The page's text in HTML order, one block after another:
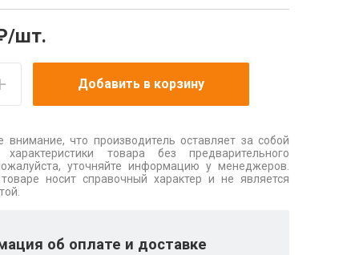
шт.
Добавить в корзину
что производитель оставляет за собой
товара без предварительного
уточняйте информацию у менеджеров.
носит справочный характер и не является
об оплате и доставке